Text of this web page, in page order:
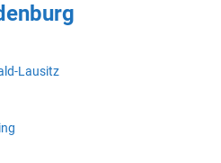
Lausitz